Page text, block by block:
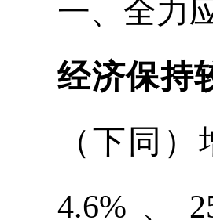
一、全力
经济保持
（下同
4.6%、